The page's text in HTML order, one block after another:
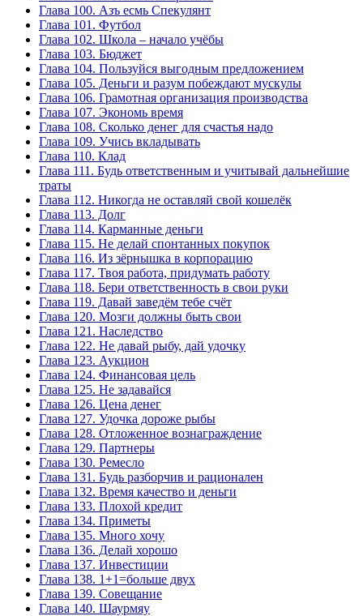
Глава 100. Азъ есмь Спекулянт
Глава 101. Футбол
Глава 102. Школа – начало учёбы
Глава 103. Бюджет
Глава 104. Пользуйся выгодным предложением
Глава 105. Деньги и разум побеждают мускулы
Глава 106. Грамотная организация производства
Глава 107. Экономь время
Глава 108. Сколько денег для счастья надо
Глава 109. Учись вкладывать
Глава 110. Клад
Глава 111. Будь ответственным и учитывай дальнейшие
траты
Глава 112. Никогда не оставляй свой кошелёк
Глава 113. Долг
Глава 114. Карманные деньги
Глава 115. Не делай спонтанных покупок
Глава 116. Из зёрнышка в корпорацию
Глава 117. Твоя работа, придумать работу
Глава 118. Бери ответственность в свои руки
Глава 119. Давай заведём тебе счёт
Глава 120. Мозги должны быть свои
Глава 121. Наследство
Глава 122. Не давай рыбу, дай удочку
Глава 123. Аукцион
Глава 124. Финансовая цель
Глава 125. Не задавайся
Глава 126. Цена денег
Глава 127. Удочка дороже рыбы
Глава 128. Отложенное вознаграждение
Глава 129. Партнеры
Глава 130. Ремесло
Глава 131. Будь разборчив и рационален
Глава 132. Время качество и деньги
Глава 133. Плохой кредит
Глава 134. Приметы
Глава 135. Много хочу
Глава 136. Делай хорошо
Глава 137. Инвестиции
Глава 138. 1+1=больше двух
Глава 139. Совещание
Глава 140. Шаурмяу